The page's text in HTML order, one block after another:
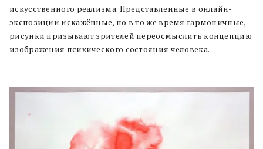
искусственного реализма. Представленные в онлайн-
экспозиции искажённые, но в то же время гармоничные,
рисунки призывают зрителей переосмыслить концепцию
изображения психического состояния человека.